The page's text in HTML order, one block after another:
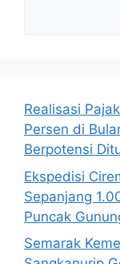
Realisasi
Persen di
Berpotensi
Ekspedisi
Sepanjang
Puncak
Semarak